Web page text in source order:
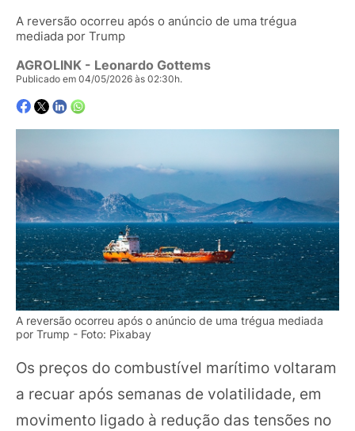
A reversão ocorreu após o anúncio de uma trégua
mediada por Trump
AGROLINK - Leonardo Gottems
Publicado em 04/05/2026 às 02:30h.
A reversão ocorreu após o anúncio de uma trégua mediada
por Trump - Foto: Pixabay
Os preços do combustível marítimo voltaram
a recuar após semanas de volatilidade, em
movimento ligado à redução das tensões no